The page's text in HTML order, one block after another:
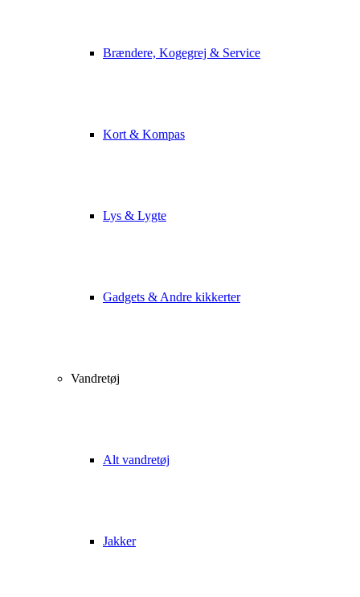
Brændere, Kogegrej & Service
Kort & Kompas
Lys & Lygte
Gadgets & Andre kikkerter
Vandretøj
Alt vandretøj
Jakker